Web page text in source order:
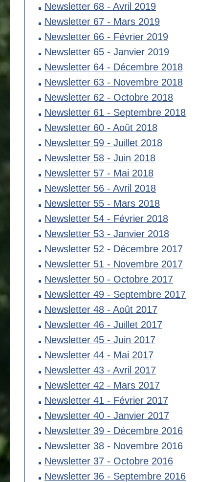
Newsletter 68 - Avril 2019
Newsletter 67 - Mars 2019
Newsletter 66 - Février 2019
Newsletter 65 - Janvier 2019
Newsletter 64 - Décembre 2018
Newsletter 63 - Novembre 2018
Newsletter 62 - Octobre 2018
Newsletter 61 - Septembre 2018
Newsletter 60 - Août 2018
Newsletter 59 - Juillet 2018
Newsletter 58 - Juin 2018
Newsletter 57 - Mai 2018
Newsletter 56 - Avril 2018
Newsletter 55 - Mars 2018
Newsletter 54 - Février 2018
Newsletter 53 - Janvier 2018
Newsletter 52 - Décembre 2017
Newsletter 51 - Novembre 2017
Newsletter 50 - Octobre 2017
Newsletter 49 - Septembre 2017
Newsletter 48 - Août 2017
Newsletter 46 - Juillet 2017
Newsletter 45 - Juin 2017
Newsletter 44 - Mai 2017
Newsletter 43 - Avril 2017
Newsletter 42 - Mars 2017
Newsletter 41 - Février 2017
Newsletter 40 - Janvier 2017
Newsletter 39 - Décembre 2016
Newsletter 38 - Novembre 2016
Newsletter 37 - Octobre 2016
Newsletter 36 - Septembre 2016